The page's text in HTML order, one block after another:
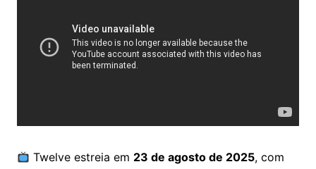
Twelve estreia em 23 de agosto de 2025, com